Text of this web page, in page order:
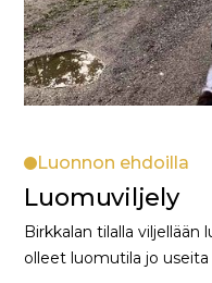
Luonnon ehdoilla
Luomuviljely
Birkkalan tilalla
olleet luomutila jo useita